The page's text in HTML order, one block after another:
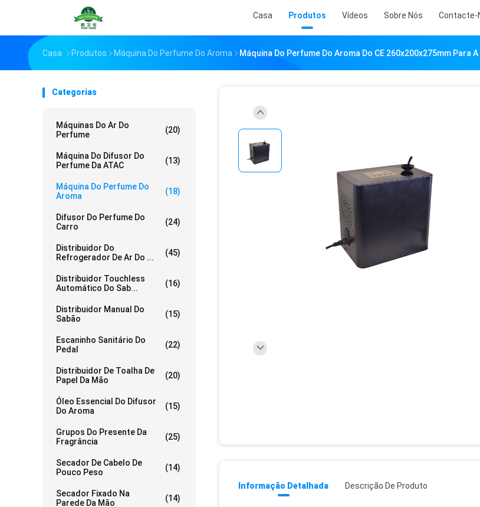
Casa Produtos Vídeos Sobre Nós Contacte-
Casa Produtos Máquina Do Perfume Do Aroma Máquina Do Perfume Do Aroma Do CE 260x200x275mm Para
Categorias
Máquinas Do Ar Do
Perfume
(20)
Máquina Do Difusor Do
Perfume Da ATAC
(13)
Máquina Do Perfume Do
Aroma
(18)
Difusor Do Perfume Do
Carro
(24)
Distribuidor Do
Refrogerador De Ar Do ...
(45)
Distribuidor Touchless
Automático Do Sab...
(16)
Distribuidor Manual Do
Sabão
(15)
Escaninho Sanitário Do
Pedal
(22)
Distribuidor De Toalha De
Papel Da Mão
(20)
Óleo Essencial Do Difusor
Do Aroma
(15)
Grupos Do Presente Da
Fragrância
(25)
Secador De Cabelo De
Pouco Peso
(14)
Secador Fixado Na
Parede Da Mão
(14)
Informação Detalhada Descrição De Produto